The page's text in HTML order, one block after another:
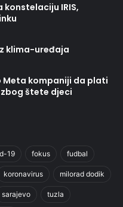
IRIS,
klima-uređaja
Meta kompaniji da plati
štete djeci
19 fokus fudbal
koronavirus milorad dodik
sarajevo tuzla